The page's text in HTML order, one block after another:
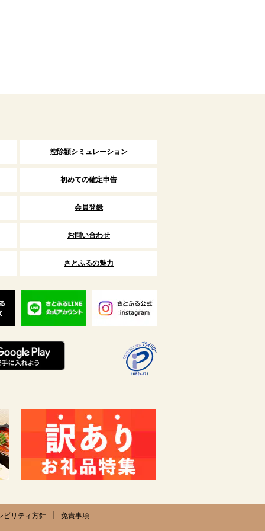
控除額シミュレーション
初めての確定申告
会員登録
お問い合わせ
さとふるの魅力
ビリティ方針 免責事項